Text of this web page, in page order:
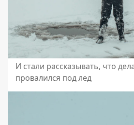
И стали рассказывать, что
провалился под лед